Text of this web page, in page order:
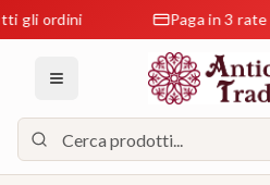
Paga in 3 rate